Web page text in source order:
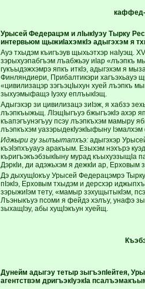
каффед-
Урысей Федерацэм и лIыкIуэу Тырку
интервьюм щыжиIахэмкIэ адыгэхэм я
Ауэ тхыдэм къигъэув щыхьэтхэр наIуэщ.
зэрыхуэпабгъэм лъабжьэу иIар «лъэпкъ
гукъыдэжхэмрэ япкъ иткIэ, адыгэхэм я
Финляндиери, Прибалтикэри
«цивилизацэр зэгъэцIыхун хуей лъэпкъ
зыхуэмыфащэ Iуэху еплъыкIэщ.
Адыгэхэр зи цивилизацэ зиIэж, я хабзэ
лъэпкъыжьщ. ЛIэщIыгъуэ бжыгъэкIэ ахэр
къапэгъунэгъуу псэу лъэпкъхэм мамыру
лъэпкъхэм уазэрыдекIуэкIыфыну
Иджыри гу зылъытапхъэ:адыгэхэр
къэIэпхъуауэ аракъым. Езыхэм нэхърэ
къригъэкъэбзыкIыну мурад къыхуэзыщIа
ДэркIи, ди адэжьхэм я дежкIи ар, Ерховым
Дэ дыхущIокъу Урысей Федерацэмрэ
пIэкIэ, Ерховым тхыдэм и дерсхэр
зэрыжиIэм тету, «мамыр зэхущытыкIэм,
Лъэныкъуэ псоми я фейдэ хэлъу, унафэ
зыхащIэу, абы хущIэкъун хуейщ.
Дунейм адыгэу тетыр зыгъэпIейтея,
агентствэм дригъэкIуэкIа